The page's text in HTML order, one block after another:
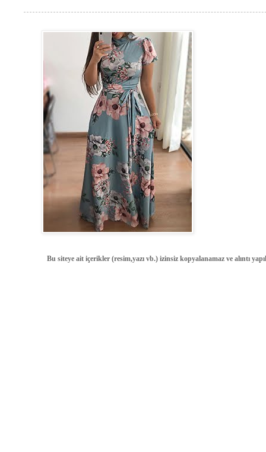
Bu siteye ait içerikler (resim,yazı vb.) izinsiz kopyalanamaz ve alıntı